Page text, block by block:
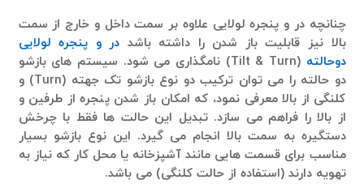
چنانچه در و پنجره لولایی علاوه بر سمت داخل و خارج از سمت
بالا نیز قابلیت باز شدن را داشته باشد در و پنجره لولایی
دوحالته
(Tilt & Turn) نامگذاری می شود. سیستم های بازشو
دو حالته را می توان ترکیب دو نوع بازشو تک جهته (Turn) و
کلنگی از بالا معرفی نمود، که امکان باز شدن پنجره از طرفین و
از بالا را فراهم می سازد. تبدیل این حالت ها فقط با چرخش
دستگیره به سمت بالا انجام می گیرد. این نوع بازشو بسیار
مناسب برای قسمت هایی مانند آشپزخانه یا محل کار که نیاز به
تهویه دارند (استفاده از حالت کلنگی) می باشد.